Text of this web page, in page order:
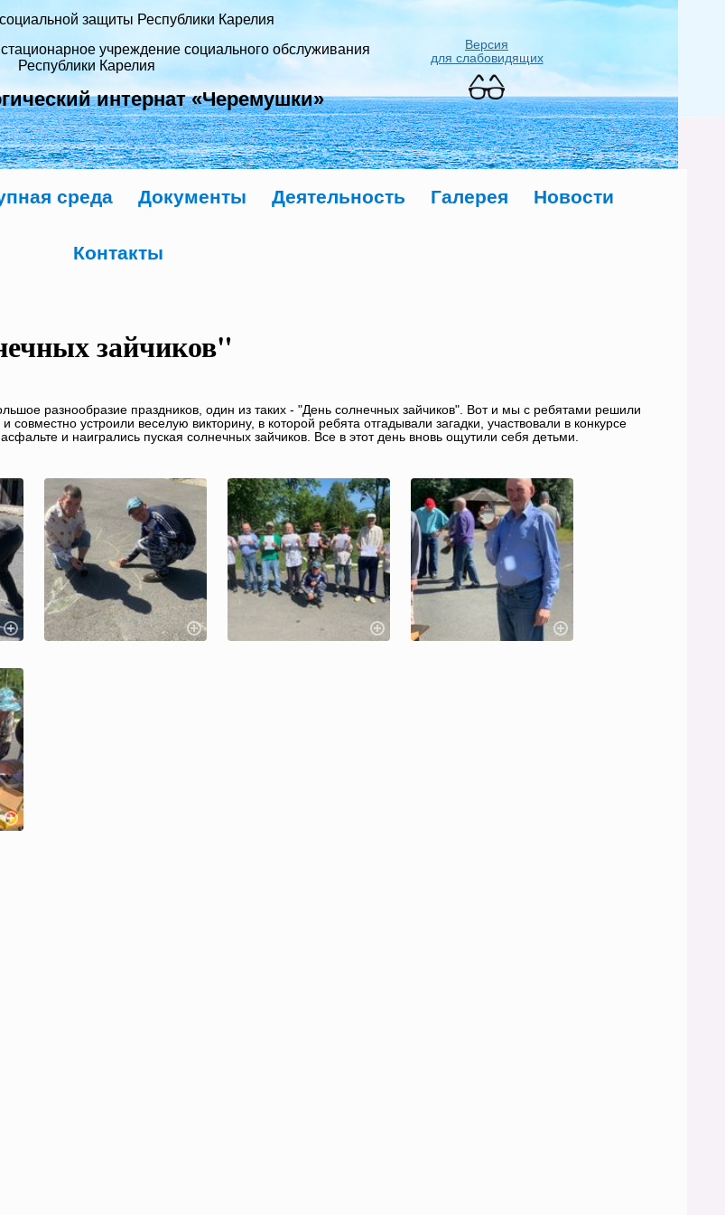
защиты Республики Карелия
учреждение социального обслуживания
Республики Карелия
интернат «Черемушки»
Версия
для слабовидящих
среда Документы Деятельность Галерея Новости
Контакты
зайчиков"
разнообразие праздников, один из таких - "День солнечных зайчиков". Вот и мы с ребятами решили
и совместно устроили веселую викторину, в которой ребята отгадывали загадки, участвовали в конкурсе
и наигрались пуская солнечных зайчиков. Все в этот день вновь ощутили себя детьми.